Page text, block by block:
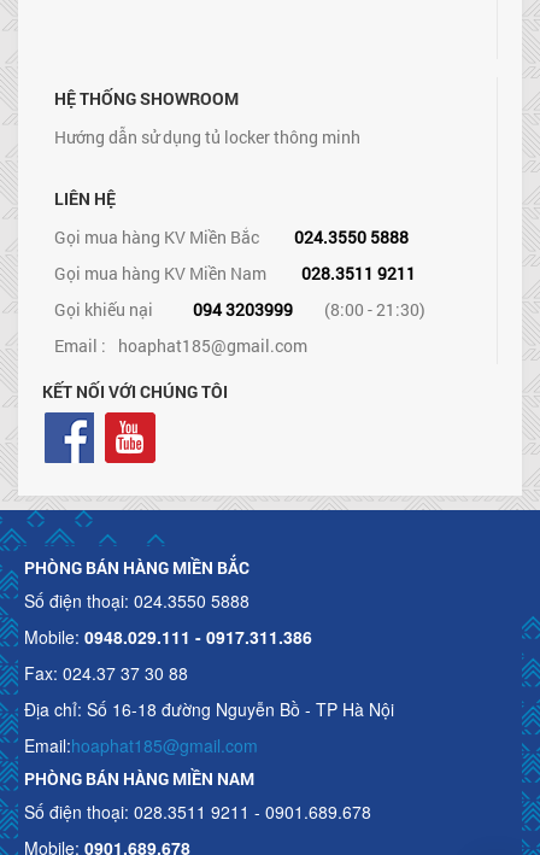
HỆ THỐNG SHOWROOM
Hướng dẫn sử dụng tủ locker thông minh
LIÊN HỆ
Gọi mua hàng KV Miền Bắc
024.3550 5888
Gọi mua hàng KV Miền Nam
028.3511 9211
Gọi khiếu nại
094 3203999
(8:00 - 21:30)
Email : hoaphat185@gmail.com
KẾT NỐI VỚI CHÚNG TÔI
PHÒNG BÁN HÀNG MIỀN BẮC
Số điện thoại: 024.3550 5888
Mobile: 0948.029.111 - 0917.311.386
Fax: 024.37 37 30 88
Địa chỉ: Số 16-18 đường Nguyễn Bồ - TP Hà Nội
Email:hoaphat185@gmail.com
PHÒNG BÁN HÀNG MIỀN NAM
Số điện thoại: 028.3511 9211 - 0901.689.678
Mobile: 0901.689.678